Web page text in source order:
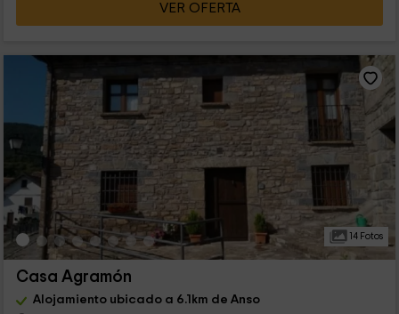
VER OFERTA
14 Fotos
Casa Agramón
Alojamiento ubicado a 6.1km de Anso